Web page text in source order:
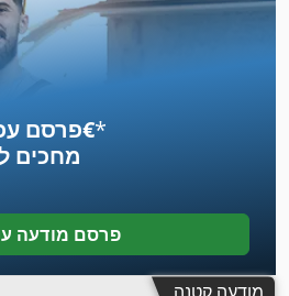
פרסם עכשיו החל מ־‏4.49 ‏€*
מחכים
פרסם מודעה